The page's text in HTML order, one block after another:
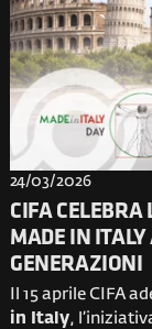
24/03/2026
CIFA
MADE IN ITALY
GENERAZIONI
Il 15 aprile CIFA
in Italy,